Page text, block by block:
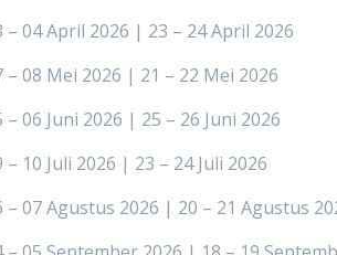
– 04 April 2026 | 23 – 24 April 2026
– 08 Mei 2026 | 21 – 22 Mei 2026
– 06 Juni 2026 | 25 – 26 Juni 2026
– 10 Juli 2026 | 23 – 24 Juli 2026
– 07 Agustus 2026 | 20 – 21 Agustus